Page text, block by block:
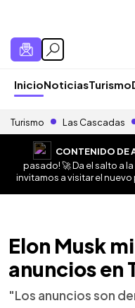
InicioNoticiasTurismo
Turismo Las Cascadas
CONTENIDO DE
pasado! 🚀 Da el salto a
invitamos a visitar el
Elon Musk
anuncios en
"Los anuncios son